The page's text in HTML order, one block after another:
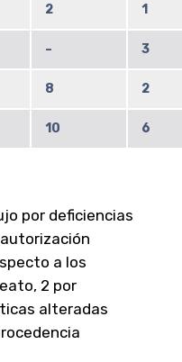
2 1
– 3
8 2
10 6
por deficiencias
a los
2 por
alteradas